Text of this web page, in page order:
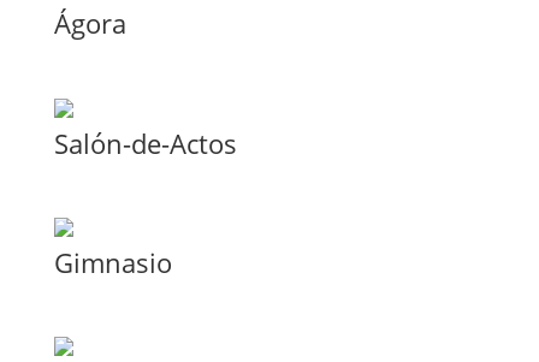
Ágora
Salón-de-Actos
Gimnasio